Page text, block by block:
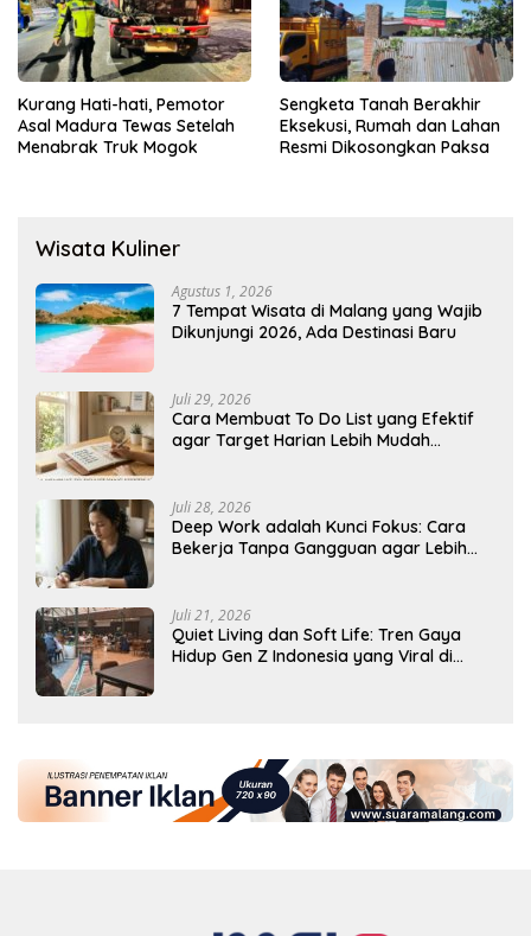
Kurang Hati-hati, Pemotor
Asal Madura Tewas Setelah
Menabrak Truk Mogok
Sengketa Tanah Berakhir
Eksekusi, Rumah dan Lahan
Resmi Dikosongkan Paksa
Wisata Kuliner
Agustus 1, 2026
7 Tempat Wisata di Malang yang Wajib
Dikunjungi 2026, Ada Destinasi Baru
Juli 29, 2026
Cara Membuat To Do List yang Efektif
agar Target Harian Lebih Mudah
Juli 28, 2026
Deep Work adalah Kunci Fokus: Cara
Bekerja Tanpa Gangguan agar Lebih
Juli 21, 2026
Quiet Living dan Soft Life: Tren Gaya
Hidup Gen Z Indonesia yang Viral di